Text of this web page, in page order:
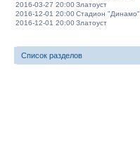
2016-03-27 20:00Златоуст
2016-12-01 20:00Стадион "Динамо"
2016-12-01 20:00Златоуст
Список разделов